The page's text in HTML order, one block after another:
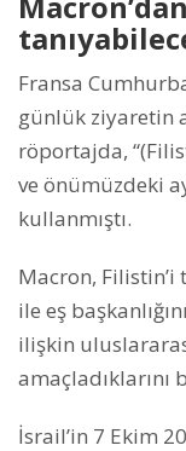
Fransa
günlük ziyaretin
röportajda,
ve önümüzdeki
kullanmıştı.
Macron,
ile eş
ilişkin
amaçladıklarını
İsrail’in 7 Ekim